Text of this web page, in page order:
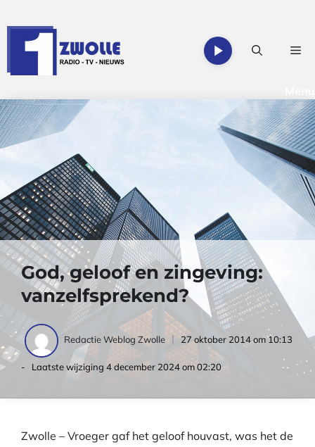
naar
God, geloof en zingeving:
vanzelfsprekend?
Redactie Weblog Zwolle 27 oktober 2014 om 10:13
- Laatste wijziging 4 december 2024 om 02:20
Zwolle – Vroeger gaf het geloof houvast, was het de